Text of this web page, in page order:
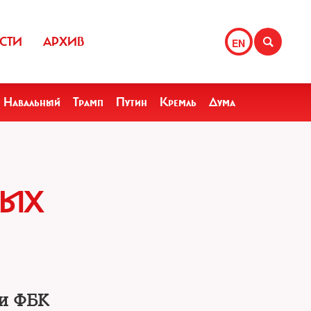
EN
АРХИВ
Навальный Трамп Путин Кремль Дума
ФБК